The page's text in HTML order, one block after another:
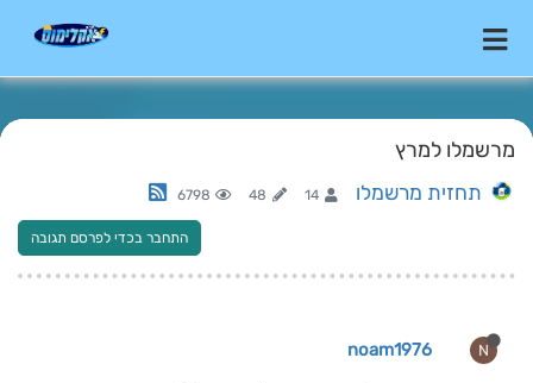
מרשמלו למרץ
תחזית מרשמלו 14
48
6798
התחבר בכדי לפרסם תגובה
N
noam1976